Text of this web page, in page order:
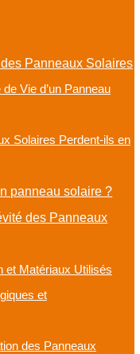
Panneaux Solaires
Vie d’un Panneau
Solaires Perdent-ils en
panneau solaire ?
des Panneaux
et Matériaux Utilisés
et
des Panneaux